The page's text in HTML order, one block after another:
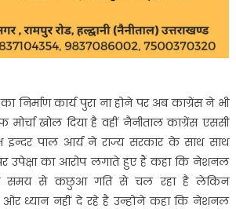
निर्माण कार्य पुरा ना होने पर अब काग्रेंस ने भी
खोल दिया है वहीं नैनीताल काग्रेंस एससी
इन्दर पाल आर्य ने राज्य सरकार के साथ साथ
पर उपेक्षा का आरोप लगाते हुए हैं कहा कि नेशनल
समय से कछुआ गति से चल रहा है लेकिन
ओर ध्यान नहीं दे रहे है उन्होंने कहा कि नेशनल